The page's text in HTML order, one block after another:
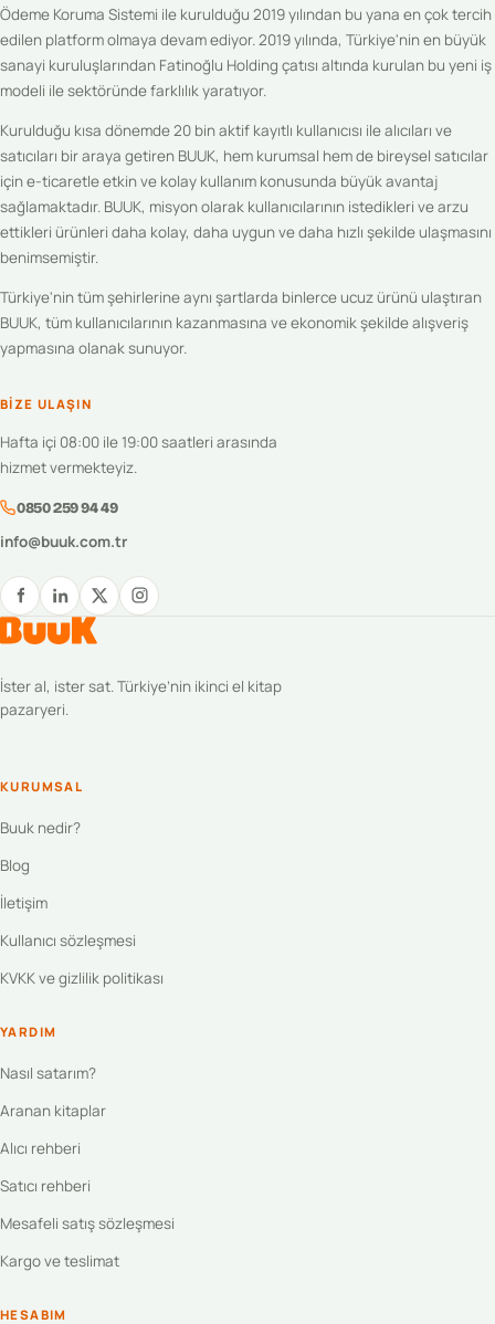
Ödeme Koruma Sistemi ile kurulduğu 2019 yılından bu yana en çok tercih
edilen platform olmaya devam ediyor. 2019 yılında, Türkiye'nin en büyük
sanayi kuruluşlarından Fatinoğlu Holding çatısı altında kurulan bu yeni iş
modeli ile sektöründe farklılık yaratıyor.
Kurulduğu kısa dönemde 20 bin aktif kayıtlı kullanıcısı ile alıcıları ve
satıcıları bir araya getiren BUUK, hem kurumsal hem de bireysel satıcılar
için e-ticaretle etkin ve kolay kullanım konusunda büyük avantaj
sağlamaktadır. BUUK, misyon olarak kullanıcılarının istedikleri ve arzu
ettikleri ürünleri daha kolay, daha uygun ve daha hızlı şekilde ulaşmasını
benimsemiştir.
Türkiye'nin tüm şehirlerine aynı şartlarda binlerce ucuz ürünü ulaştıran
BUUK, tüm kullanıcılarının kazanmasına ve ekonomik şekilde alışveriş
yapmasına olanak sunuyor.
BIZE ULAŞIN
Hafta içi 08:00 ile 19:00 saatleri arasında
hizmet vermekteyiz.
0850 259 94 49
info@buuk.com.tr
İster al, ister sat. Türkiye’nin ikinci el kitap
pazaryeri.
KURUMSAL
Buuk nedir?
Blog
İletişim
Kullanıcı sözleşmesi
KVKK ve gizlilik politikası
YARDIM
Nasıl satarım?
Aranan kitaplar
Alıcı rehberi
Satıcı rehberi
Mesafeli satış sözleşmesi
Kargo ve teslimat
HESABIM